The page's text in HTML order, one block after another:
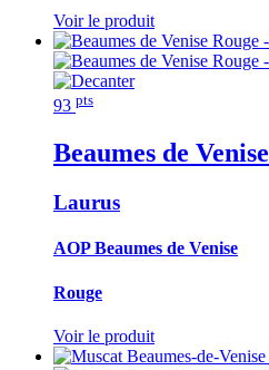
Voir le produit
93 pts
Beaumes de Venise
Laurus
AOP Beaumes de Venise
Rouge
Voir le produit